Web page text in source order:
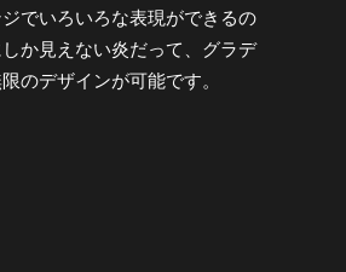
でいろいろな表現ができるの
か見えない炎だって、グラデ
のデザインが可能です。